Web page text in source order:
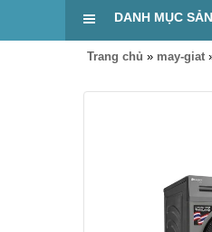
DANH MỤC
Trang chủ » may-giat